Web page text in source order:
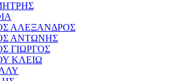
ΑΛΕΞΑΝΔΡΟΣ
ΑΝΤΩΝΗΣ
ΓΙΩΡΓΟΣ
ΚΛΕΙΩ